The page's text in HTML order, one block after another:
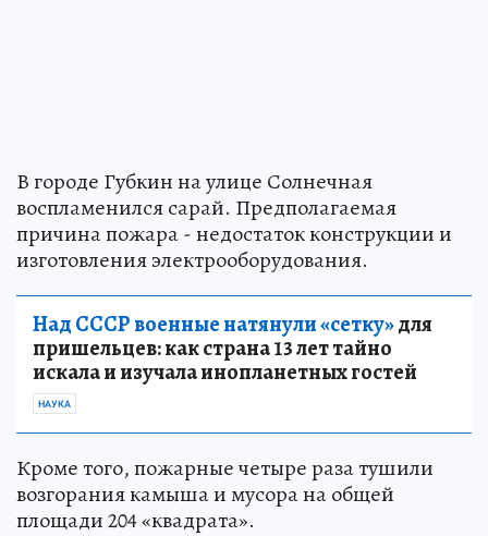
В городе Губкин на улице Солнечная
воспламенился сарай. Предполагаемая
причина пожара - недостаток конструкции и
изготовления электрооборудования.
Над СССР военные натянули «сетку»для
пришельцев: как страна 13 лет тайно
искала и изучала инопланетных гостей
НАУКА
Кроме того, пожарные четыре раза тушили
возгорания камыша и мусора на общей
площади 204 «квадрата».